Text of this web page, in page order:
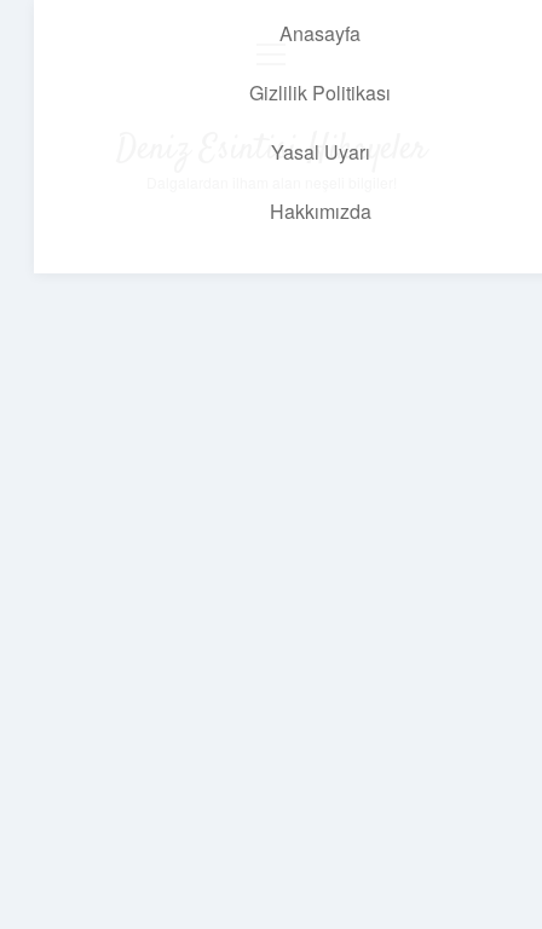
Anasayfa
Gizlilik Politikası
Yasal Uyarı
Hakkımızda
Deniz Esintisi Hikayeler